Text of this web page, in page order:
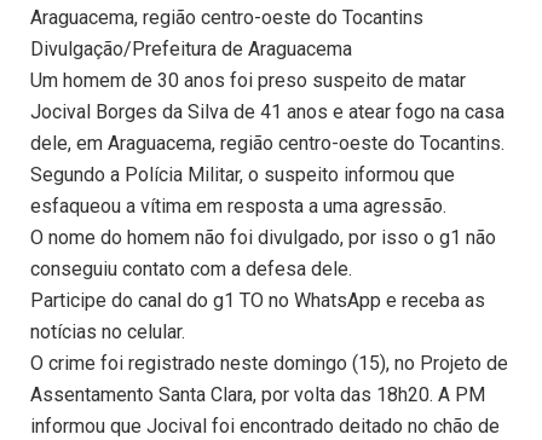
Araguacema, região centro-oeste do Tocantins
Divulgação/Prefeitura de Araguacema
Um homem de 30 anos foi preso suspeito de matar
Jocival Borges da Silva de 41 anos e atear fogo na casa
dele, em Araguacema, região centro-oeste do Tocantins.
Segundo a Polícia Militar, o suspeito informou que
esfaqueou a vítima em resposta a uma agressão.
O nome do homem não foi divulgado, por isso o g1 não
conseguiu contato com a defesa dele.
Participe do canal do g1 TO no WhatsApp e receba as
notícias no celular.
O crime foi registrado neste domingo (15), no Projeto de
Assentamento Santa Clara, por volta das 18h20. A PM
informou que Jocival foi encontrado deitado no chão de